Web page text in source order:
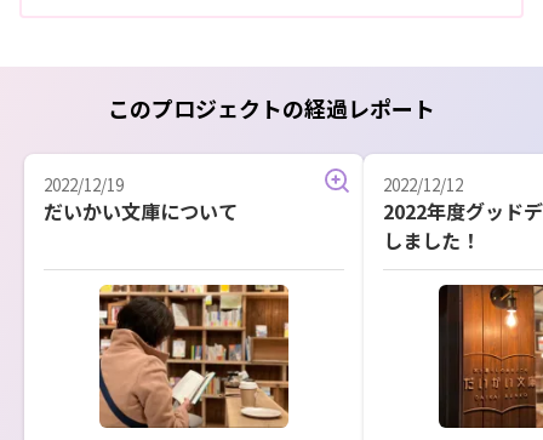
このプロジェクトの経過レポート
2022/12/19
だいかい文庫について
2022/12/12
2022年度グッド
しました！